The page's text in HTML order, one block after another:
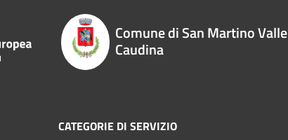
Comune di San Martino Valle
Caudina
CATEGORIE DI SERVIZIO